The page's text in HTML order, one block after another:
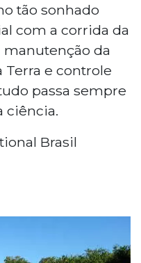
tão sonhado
com a corrida da
manutenção da
Terra e controle
passa sempre
ciência.
Brasil